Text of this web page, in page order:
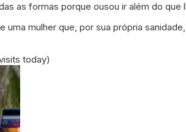
as formas porque ousou ir além do que
uma mulher que, por sua própria
today)